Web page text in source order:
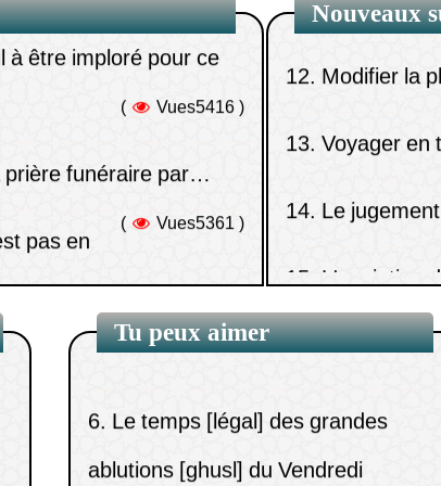
Nouveaux
( Vues5416 )
dans les dix dernières
Tu peux aimer
4.L’impureté en petite quantité dans
la purification.
5.Joindre l’ablution [wudû’] et
l’ablution sèche [tayammum] au
cours d’une même ablutio
6.Le temps [légal] des grandes
7.Elle a eu un écoulement sanguin,